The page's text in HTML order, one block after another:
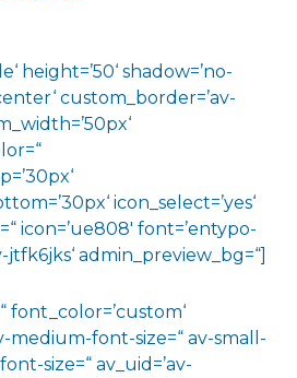
height=’50‘ shadow=’no-
custom_border=’av-
icon_select=’yes‘
icon=’ue808′ font=’entypo-
jtfk6jks‘ admin_preview_bg=“]
font_color=’custom‘
medium-font-size=“ av-small-
size=“ av_uid=’av-